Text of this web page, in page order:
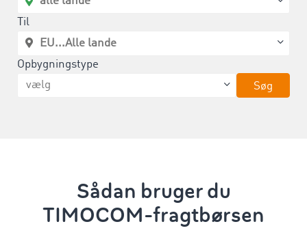
Til
Opbygningstype
Søg
Sådan bruger du
TIMOCOM-fragtbørsen